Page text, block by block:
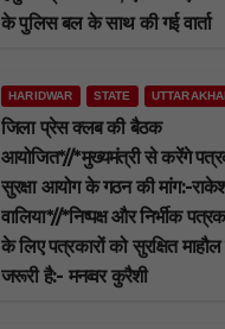
के पुलिस बल के साथ की गई वार्ता
HARIDWAR STATE
जिला प्रेस क्लब की बैठक
आयोजित*//*मुख्यमंत्री से करेंगे
सुरक्षा आयोग के गठन की मांग:-
वालिया*//*निष्पक्ष और निर्भीक
के लिए पत्रकारों को सुरक्षित माहौल
जरूरी है:- मनव्वर कुरैशी